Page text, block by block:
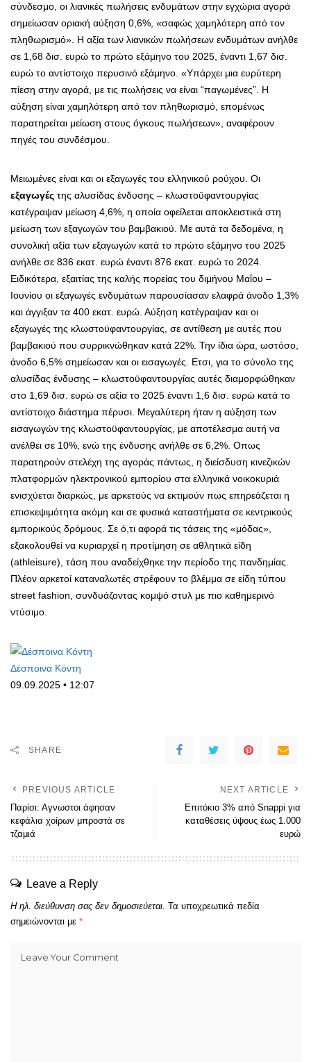
σύνδεσμο, οι λιανικές πωλήσεις ενδυμάτων στην εγχώρια αγορά
σημείωσαν οριακή αύξηση 0,6%, «σαφώς χαμηλότερη από τον
πληθωρισμό». Η αξία των λιανικών πωλήσεων ενδυμάτων ανήλθε
σε 1,68 δισ. ευρώ το πρώτο εξάμηνο του 2025, έναντι 1,67 δισ.
ευρώ το αντίστοιχο περυσινό εξάμηνο. «Υπάρχει μια ευρύτερη
πίεση στην αγορά, με τις πωλήσεις να είναι “παγωμένες”. Η
αύξηση είναι χαμηλότερη από τον πληθωρισμό, επομένως
παρατηρείται μείωση στους όγκους πωλήσεων», αναφέρουν
πηγές του συνδέσμου.
Μειωμένες είναι και οι εξαγωγές του ελληνικού ρούχου. Οι
εξαγωγές της αλυσίδας ένδυσης – κλωστοϋφαντουργίας
κατέγραψαν μείωση 4,6%, η οποία οφείλεται αποκλειστικά στη
μείωση των εξαγωγών του βαμβακιού. Με αυτά τα δεδομένα, η
συνολική αξία των εξαγωγών κατά το πρώτο εξάμηνο του 2025
ανήλθε σε 836 εκατ. ευρώ έναντι 876 εκατ. ευρώ το 2024.
Ειδικότερα, εξαιτίας της καλής πορείας του διμήνου Μαΐου –
Ιουνίου οι εξαγωγές ενδυμάτων παρουσίασαν ελαφρά άνοδο 1,3%
και άγγιξαν τα 400 εκατ. ευρώ. Αύξηση κατέγραψαν και οι
εξαγωγές της κλωστοϋφαντουργίας, σε αντίθεση με αυτές που
βαμβακιού που συρρικνώθηκαν κατά 22%. Την ίδια ώρα, ωστόσο,
άνοδο 6,5% σημείωσαν και οι εισαγωγές. Ετσι, για το σύνολο της
αλυσίδας ένδυσης – κλωστοϋφαντουργίας αυτές διαμορφώθηκαν
στο 1,69 δισ. ευρώ σε αξία το 2025 έναντι 1,6 δισ. ευρώ κατά το
αντίστοιχο διάστημα πέρυσι. Μεγαλύτερη ήταν η αύξηση των
εισαγωγών της κλωστοϋφαντουργίας, με αποτέλεσμα αυτή να
ανέλθει σε 10%, ενώ της ένδυσης ανήλθε σε 6,2%. Οπως
παρατηρούν στελέχη της αγοράς πάντως, η διείσδυση κινεζικών
πλατφορμών ηλεκτρονικού εμπορίου στα ελληνικά νοικοκυριά
ενισχύεται διαρκώς, με αρκετούς να εκτιμούν πως επηρεάζεται η
επισκεψιμότητα ακόμη και σε φυσικά καταστήματα σε κεντρικούς
εμπορικούς δρόμους. Σε ό,τι αφορά τις τάσεις της «μόδας»,
εξακολουθεί να κυριαρχεί η προτίμηση σε αθλητικά είδη
(athleisure), τάση που αναδείχθηκε την περίοδο της πανδημίας.
Πλέον αρκετοί καταναλωτές στρέφουν το βλέμμα σε είδη τύπου
street fashion, συνδυάζοντας κομψό στυλ με πιο καθημερινό
ντύσιμο.
Δέσποινα Κόντη
09.09.2025 • 12:07
SHARE
PREVIOUS ARTICLE
Παρίσι: Αγνωστοι άφησαν
κεφάλια χοίρων μπροστά σε
τζαμιά
NEXT ARTICLE
Επιτόκιο 3% από Snappi για
καταθέσεις ύψους έως 1.000
ευρώ
Leave a Reply
Η ηλ. διεύθυνση σας δεν δημοσιεύεται. Τα υποχρεωτικά πεδία
σημειώνονται με *